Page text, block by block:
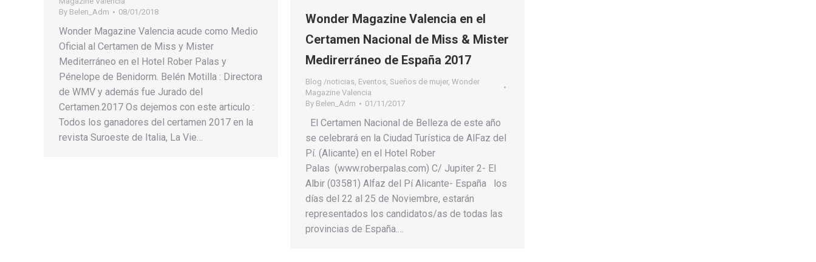
By Belen_Adm 08/01/2018
Wonder Magazine Valencia acude como Medio
Oficial al Certamen de Miss y Mister
Mediterráneo en el Hotel Rober Palas y
Pénelope de Benidorm. Belén Motilla : Directora
de WMV y además fue Jurado del
Certamen.2017 Os dejemos con este articulo :
Todos los ganadores del certamen 2017 en la
revista Suroeste de Italia, La Vie…
Wonder Magazine Valencia en el
Certamen Nacional de Miss & Mister
Medirerráneo de España 2017
Blog /noticias Eventos Sueños de mujer, Wonder
Magazine Valencia
By Belen_Adm 01/11/2017
El Certamen Nacional de Belleza de este año
se celebrará en la Ciudad Turística de AlFaz del
Pí. (Alicante) en el Hotel Rober
Palas (www.roberpalas.com) C/ Jupiter 2- El
Albir (03581) Alfaz del Pí Alicante- España los
días del 22 al 25 de Noviembre, estarán
representados los candidatos/as de todas las
provincias de España.…